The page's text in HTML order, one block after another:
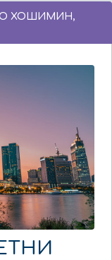
ХОШИМИН,